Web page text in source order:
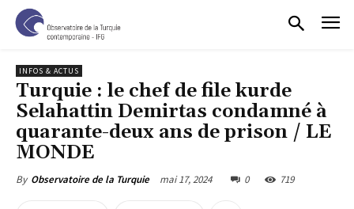
INFOS & ACTUS
Turquie : le chef de file kurde
Selahattin Demirtas condamné à
quarante-deux ans de prison / LE
MONDE
By Observatoire de la Turquie mai 17, 2024 0 719